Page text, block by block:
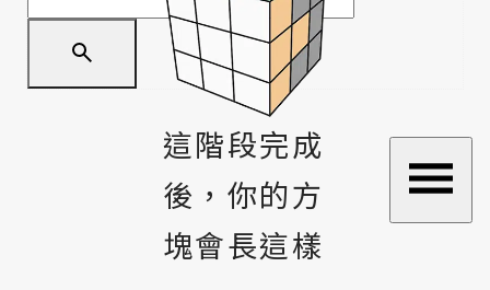
尋
這階段完成
後，你的方
塊會長這樣